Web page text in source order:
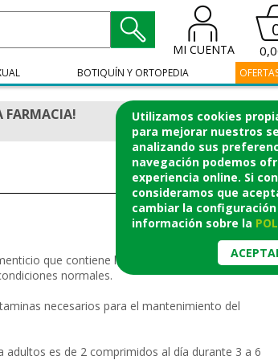
Utilizamos cookies
para mejorar nuestros
analizando sus
navegación podemos
experiencia online. Si
consideramos que
cambiar la
información sobre la
MI CUENTA
BOTIQUÍN Y ORTOPEDIA
FARMACIA!
que contiene los nutrientes necesarios
normales.
necesarios para el mantenimiento del
es de 2 comprimidos al día durante 3 a 6